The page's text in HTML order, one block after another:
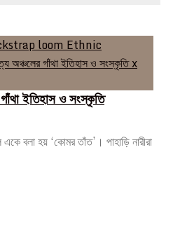
ইতিহাস ও সংস্কৃতি
একে বলা হয় ‘কোমর তাঁত’। পাহাড়ি নারীরা